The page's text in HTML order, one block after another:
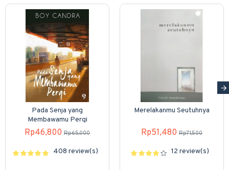
Pada Senja yang
Membawamu Pergi
Rp46,800 Rp65,000
408 review(s)
Merelakanmu Seutuhnya
Rp51,480 Rp71,500
12 review(s)